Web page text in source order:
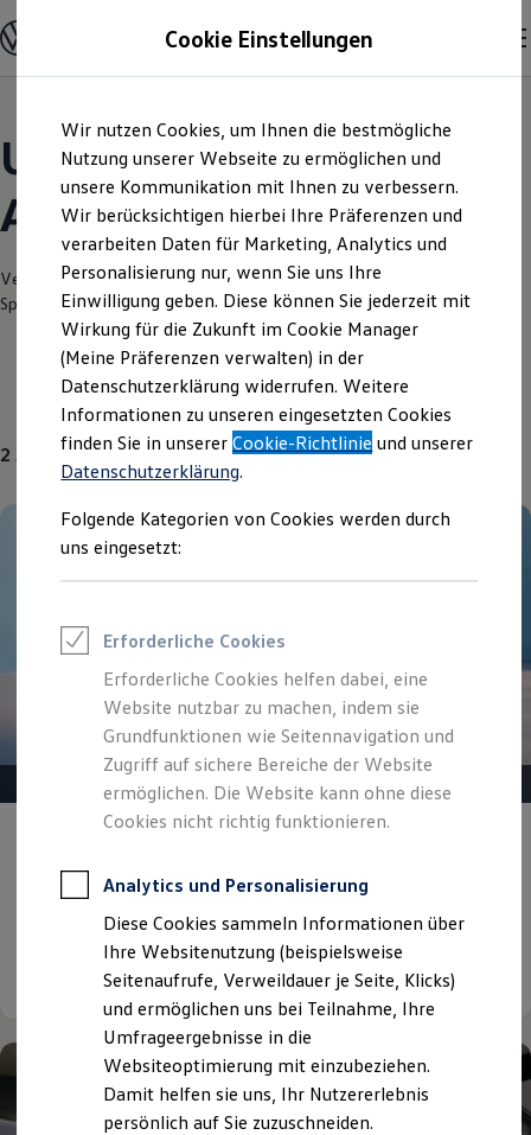
Hauptinhalt
springen
Footer
springen
Modelle und Konfigurator
Konfigurator
Modelle vergleichen
Elektroautos
ENERGY Sondermodelle
Nutzfahrzeuge
SUV und CUV
Familienautos
Kombis
Kompaktwagen
Sportwagen
Schnell verfügbare Fahrzeuge
Angebote und Produkte
Aktuelle Angebote
E-Auto-Förderung
Volkswagen Marktplatz
Die ENERGY Sondermodelle
Junge Gebrauchtwagen und Gebrauchtwagen
Volkswagen Zertifizierte Gebrauchtwagen
Elektromobilität bei Gebrauchtwagen
Saisonangebote
Reifenpakete
Leasing
Leasing-Angebote
Elektroauto Leasing
Kleinwagen-Leasing
Leasing ohne Anzahlung
Finanzierung
Autokredit mit Schlussrate
Versicherungen und Garantien
Kfz-Versicherung
Restschuldversicherungen
Garantien
Professional Class bei Volkswagen
Behörden
Direktkunden
Sonderfahrzeuge
Anpfiff zum Gewinn
Elektromobilität
Elektroautos
ID. Tutorials
Elektrofahrzeugkonzepte
ID. EVERY1
Reichweite
Unsere aktuellen
Angebote und mehr
Verantwortlich für die Inhalte auf dieser Seite ist die Autohaus
Spreckelsen GmbH & Co. KG (Impressum & Rechtliches)
2 Angebote
Gepflegt, geprüft und für gut befunden.
Volkswagen Zertifizierte
Gebrauchtwagen.
Details ansehen
Cookie Einstellungen
Wir nutzen Cookies, um Ihnen die bestmögliche
Nutzung unserer Webseite zu ermöglichen und
unsere Kommunikation mit Ihnen zu verbessern.
Wir berücksichtigen hierbei Ihre Präferenzen und
verarbeiten Daten für Marketing, Analytics und
Personalisierung nur, wenn Sie uns Ihre
Einwilligung geben. Diese können Sie jederzeit mit
Wirkung für die Zukunft im Cookie Manager
(Meine Präferenzen verwalten) in der
Datenschutzerklärung widerrufen. Weitere
Informationen zu unseren eingesetzten Cookies
finden Sie in unsererCookie-Richtlinie und unserer
Datenschutzerklärung.
Folgende Kategorien von Cookies werden durch
uns eingesetzt:
Erforderliche Cookies
Erforderliche Cookies helfen dabei, eine
Website nutzbar zu machen, indem sie
Grundfunktionen wie Seitennavigation und
Zugriff auf sichere Bereiche der Website
ermöglichen. Die Website kann ohne diese
Cookies nicht richtig funktionieren.
Analytics und Personalisierung
Diese Cookies sammeln Informationen über
Ihre Websitenutzung (beispielsweise
Seitenaufrufe, Verweildauer je Seite, Klicks)
und ermöglichen uns bei Teilnahme, Ihre
Umfrageergebnisse in die
Websiteoptimierung mit einzubeziehen.
Damit helfen sie uns, Ihr Nutzererlebnis
persönlich auf Sie zuzuschneiden.